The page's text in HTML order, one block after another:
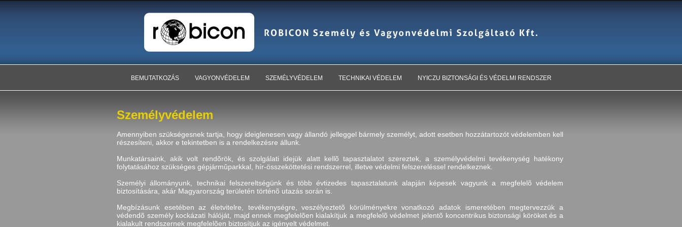
BEMUTATKOZÁS VAGYONVÉDELEM SZEMÉLYVÉDELEM TECHNIKAI VÉDELEM NYICZU BIZTONSÁGI ÉS VÉDELMI RENDSZER
Személyvédelem
Amennyiben szükségesnek tartja, hogy ideiglenesen vagy állandó jelleggel bármely személyt, adott esetben hozzátartozót védelemben kell
részesíteni, akkor e tekintetben is a rendelkezésre állunk.
Munkatársaink, akik volt rendõrök, és szolgálati idejük alatt kellõ tapasztalatot szereztek, a személyvédelmi tevékenység hatékony
folytatásához szükséges gépjármûparkkal, hír-összeköttetési rendszerrel, illetve védelmi felszereléssel rendelkeznek.
Személyi állományunk, technikai felszereltségünk és több évtizedes tapasztalatunk alapján képesek vagyunk a megfelelõ védelem
biztosítására, akár Magyarország területén történõ utazás során is.
Megbízásunk esetében az életvitelre, tevékenységre, veszélyeztetõ körülményekre vonatkozó adatok ismeretében megtervezzük a
védendõ személy kockázati hálóját, majd ennek megfelelõen kialakítjuk a megfelelõ védelmet jelentõ koncentrikus biztonsági köröket és a
kialakult rendszernek megfelelõen biztosítjuk az igényelt védelmet.